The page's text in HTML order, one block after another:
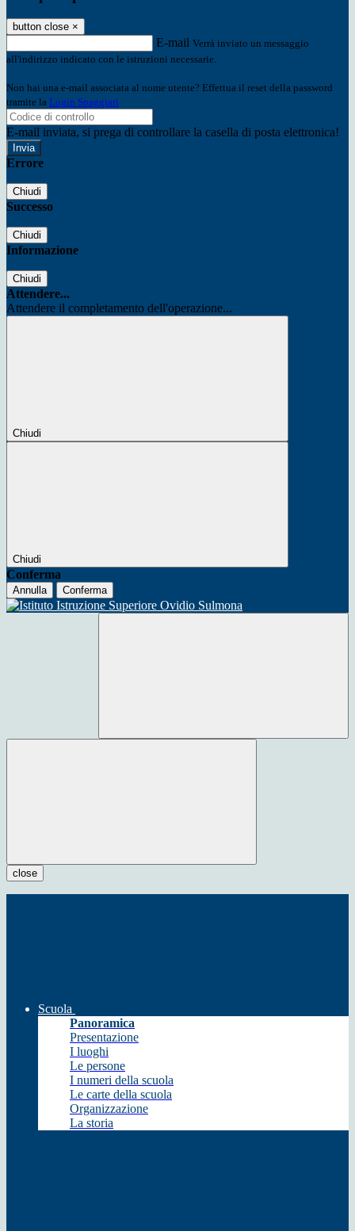
button close ×
E-mail Verrà inviato un messaggio
all'indirizzo indicato con le istruzioni necessarie.
Non hai una e-mail associata al nome utente? Effettua il reset della password
tramite la Login Spaggiari
E-mail inviata, si prega di controllare la casella di posta elettronica!
Errore
Chiudi
Successo
Chiudi
Informazione
Chiudi
Attendere...
Attendere il completamento dell'operazione...
Chiudi
Chiudi
Conferma
Annulla Conferma
close
Scuola
Panoramica
Presentazione
I luoghi
Le persone
I numeri della scuola
Le carte della scuola
Organizzazione
La storia